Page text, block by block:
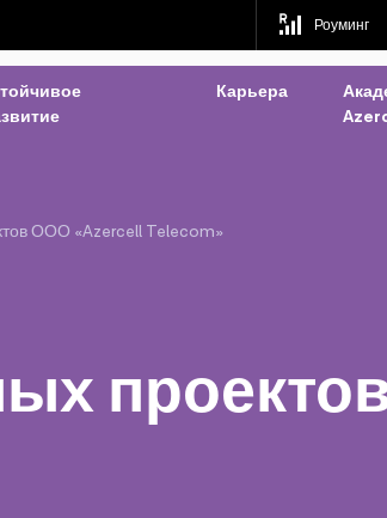
Роуминг
Карьера
ООО «Azercell Telecom»